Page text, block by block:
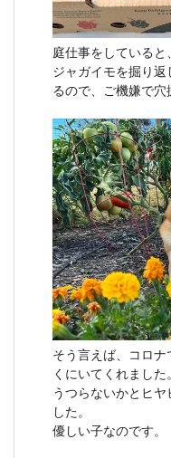
庭仕事をしていると
ジャガイモを掘り
るので、ご機嫌で穴
そう言えば、コロ
くにいてくれました。
うつらないかとヒ
した。
優しい子なのです。